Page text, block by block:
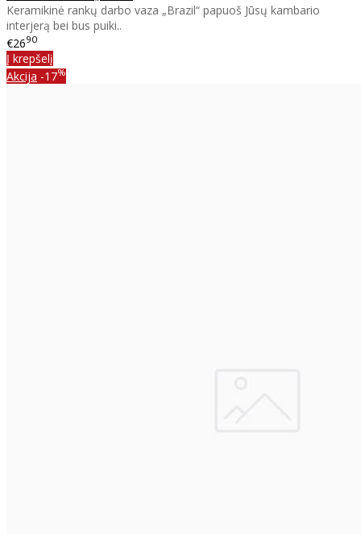
Keramikinė rankų darbo vaza „Brazil“ papuoš Jūsų kambario
interjerą bei bus puiki..
€2690
Į krepšelį
Akcija -17%